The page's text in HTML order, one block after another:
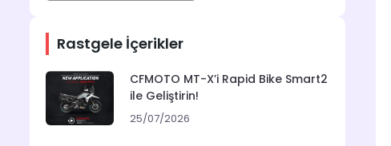
Rastgele İçerikler
CFMOTO MT-X’i Rapid Bike Smart2
ile Geliştirin!
25/07/2026